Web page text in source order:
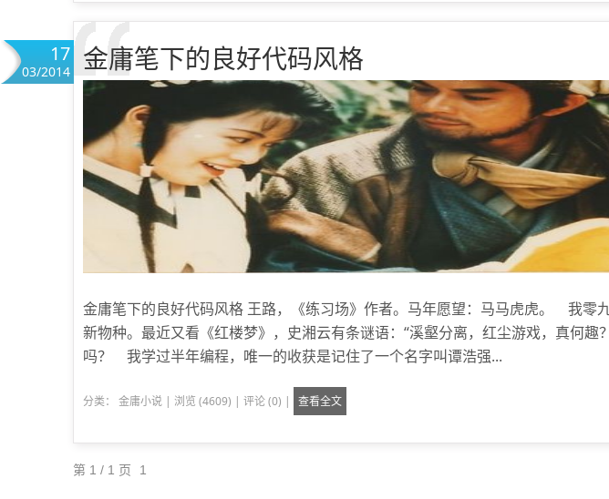
17
03/2014 金庸笔下的良好代码风格
金庸笔下的良好代码风格 王路，《练习场》作者。马年愿望：马马虎虎。 我零
新物种。最近又看《红楼梦》，史湘云有条谜语：“溪壑分离，红尘游戏，真何
吗？ 我学过半年编程，唯一的收获是记住了一个名字叫谭浩强...
分类： 金庸小说 | 浏览 (4609) | 评论 (0) | 查看全文
第 1 / 1 页 1